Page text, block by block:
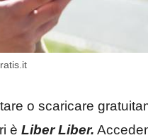
o scaricare
è Liber Liber.